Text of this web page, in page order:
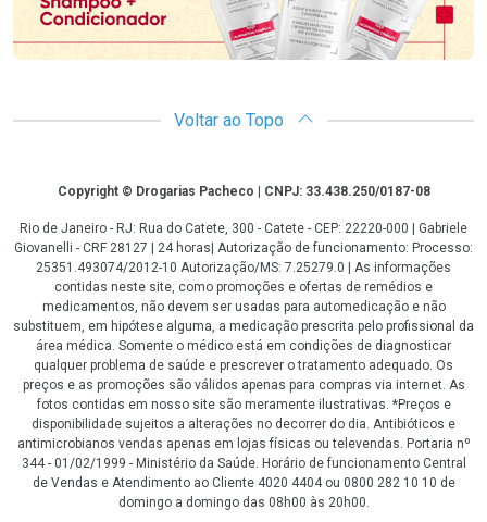
Voltar ao Topo
CopyrightCopyright © Drogarias Pacheco | CNPJ: 33.438.250/0187-08
Rio de Janeiro - RJ: Rua do Catete, 300 - Catete - CEP: 22220-000 | Gabriele
Giovanelli - CRF 28127 | 24 horas| Autorização de funcionamento: Processo:
25351.493074/2012-10 Autorização/MS: 7.25279.0 | As informações
contidas neste site, como promoções e ofertas de remédios e
medicamentos, não devem ser usadas para automedicação e não
substituem, em hipótese alguma, a medicação prescrita pelo profissional da
área médica. Somente o médico está em condições de diagnosticar
qualquer problema de saúde e prescrever o tratamento adequado. Os
preços e as promoções são válidos apenas para compras via internet. As
fotos contidas em nosso site são meramente ilustrativas. *Preços e
disponibilidade sujeitos a alterações no decorrer do dia. Antibióticos e
antimicrobianos vendas apenas em lojas físicas ou televendas. Portaria nº
344 - 01/02/1999 - Ministério da Saúde. Horário de funcionamento Central
de Vendas e Atendimento ao Cliente 4020 4404 ou 0800 282 10 10 de
domingo a domingo das 08h00 às 20h00.